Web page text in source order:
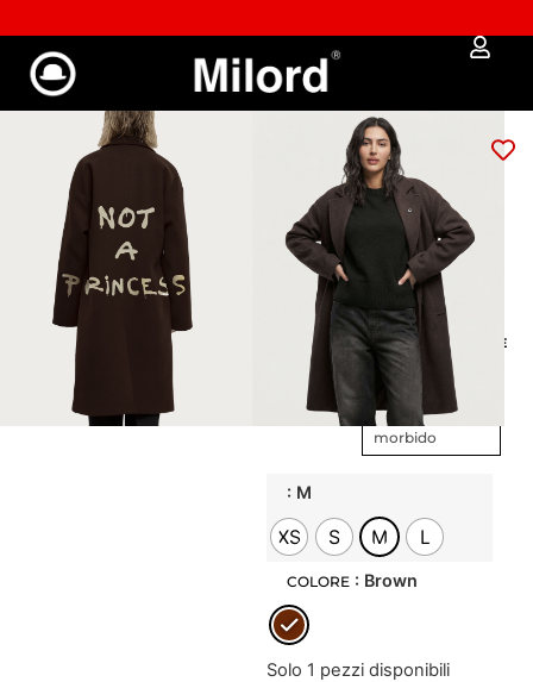
✔︎ Spedizione e reso gratuiti da €100
Cappotto over NOT A
PRINCESS (dark
brown)
139,00 € 111,20
Per chi riscrive le
favole a modo suo
GUIDA ALLE MISURE
Veste over
ampio e
morbido
: M
XS S M L
COLORE : Brown
Solo 1 pezzi disponibili